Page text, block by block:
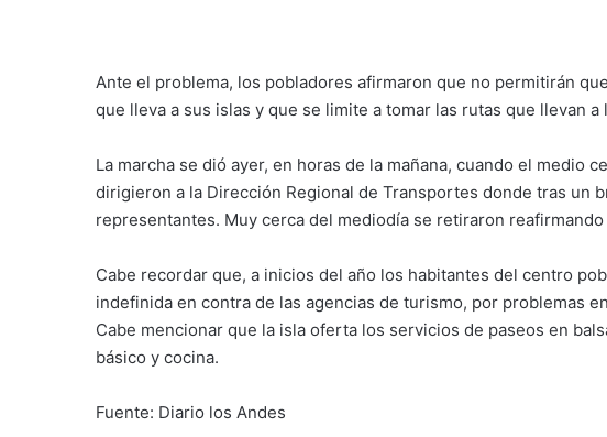
Ante el problema, los pobladores afirmaron que no permitirán
que lleva a sus islas y que se limite a tomar las rutas que llevan a
La marcha se dió ayer, en horas de la mañana, cuando el medio
dirigieron a la Dirección Regional de Transportes donde tras un
representantes. Muy cerca del mediodía se retiraron
Cabe recordar que, a inicios del año los habitantes del centro
indefinida en contra de las agencias de turismo, por problemas
Cabe mencionar que la isla oferta los servicios de paseos en
básico y cocina.
Fuente: Diario los Andes